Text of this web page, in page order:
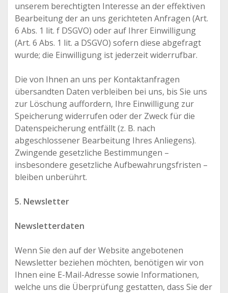
unserem berechtigten Interesse an der effektiven
Bearbeitung der an uns gerichteten Anfragen (Art.
6 Abs. 1 lit. f DSGVO) oder auf Ihrer Einwilligung
(Art. 6 Abs. 1 lit. a DSGVO) sofern diese abgefragt
wurde; die Einwilligung ist jederzeit widerrufbar.
Die von Ihnen an uns per Kontaktanfragen
übersandten Daten verbleiben bei uns, bis Sie uns
zur Löschung auffordern, Ihre Einwilligung zur
Speicherung widerrufen oder der Zweck für die
Datenspeicherung entfällt (z. B. nach
abgeschlossener Bearbeitung Ihres Anliegens).
Zwingende gesetzliche Bestimmungen –
insbesondere gesetzliche Aufbewahrungsfristen –
bleiben unberührt.
5. Newsletter
Newsletterdaten
Wenn Sie den auf der Website angebotenen
Newsletter beziehen möchten, benötigen wir von
Ihnen eine E-Mail-Adresse sowie Informationen,
welche uns die Überprüfung gestatten, dass Sie der